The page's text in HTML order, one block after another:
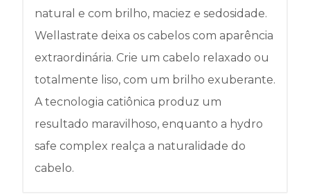
natural e com brilho, maciez e sedosidade.
Wellastrate deixa os cabelos com aparência
extraordinária. Crie um cabelo relaxado ou
totalmente liso, com um brilho exuberante.
A tecnologia catiônica produz um
resultado maravilhoso, enquanto a hydro
safe complex realça a naturalidade do
cabelo.